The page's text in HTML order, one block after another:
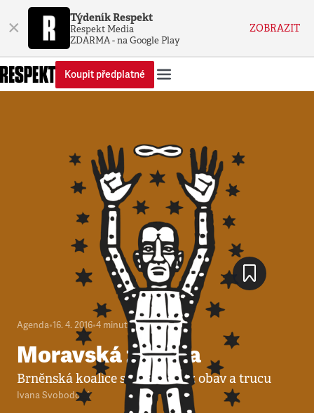
× Týdeník Respekt
Respekt Media
ZDARMA - na Google Play
ZOBRAZIT
Koupit předplatné
Agenda•16. 4. 2016•4 minuty
Moravská záhada
Brněnská koalice se rozpadla z obav a trucu
Ivana Svobodová